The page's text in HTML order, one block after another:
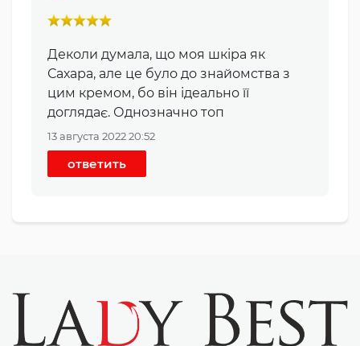
Деколи думала, що моя шкіра як
Сахара, але це було до знайомства з
цим кремом, бо він ідеально її
доглядає. Однозначно топ
13 августа 2022 20:52
ответить